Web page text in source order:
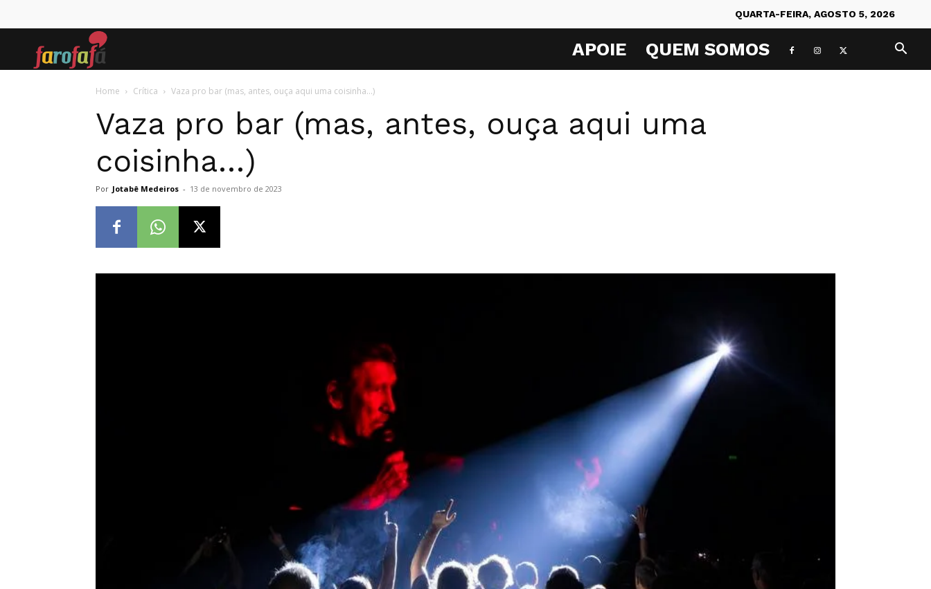
QUARTA-FEIRA, AGOSTO 5, 2026
APOIE QUEM SOMOS
Home Crítica Vaza pro bar (mas, antes, ouça aqui uma coisinha…)
Vaza pro bar (mas, antes, ouça aqui uma
coisinha…)
Por Jotabê Medeiros - 13 de novembro de 2023